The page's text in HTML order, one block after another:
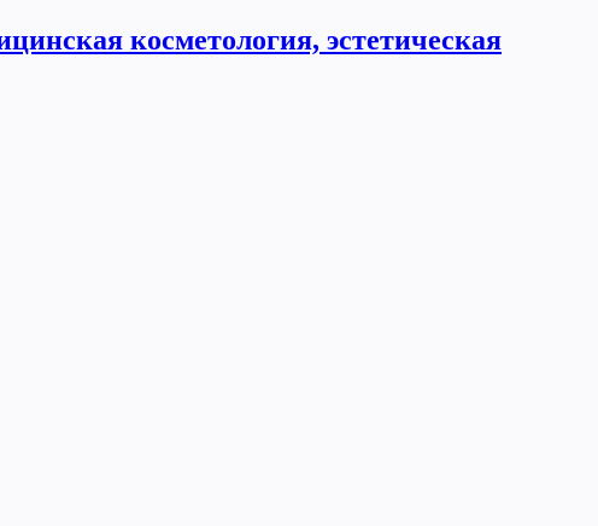
косметология, эстетическая